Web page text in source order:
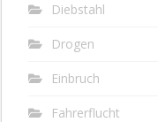
Diebstahl
Drogen
Einbruch
Fahrerflucht